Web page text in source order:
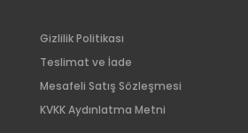
Gizlilik Politikası
Teslimat ve İade
Mesafeli Satış Sözleşmesi
KVKK Aydınlatma Metni